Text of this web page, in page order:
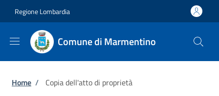
Regione Lombardia
Comune di Marmentino
Briciole di pane
Home / Copia dell'atto di proprietà